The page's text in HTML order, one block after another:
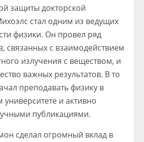
защиты докторской
стал одним из ведущих
физики. Он провел ряд
связанных с взаимодействием
излучения с веществом, и
важных результатов. В то
преподавать физику в
и активно
публикациями.
сделал огромный вклад в